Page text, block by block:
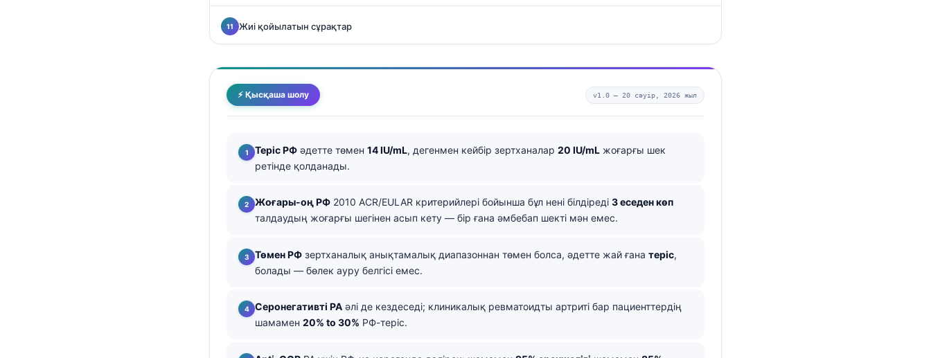
Жиі қойылатын сұрақтар
⚡ Қысқаша шолу v1.0 — 20 сәуір, 2026 жыл
Теріс РФ әдетте төмен 14 IU/mL, дегенмен кейбір зертханалар 20 IU/mL жоғарғы шек
ретінде қолданады.
Жоғары-оң РФ 2010 ACR/EULAR критерийлері бойынша бұл нені білдіреді 3 еседен көп
талдаудың жоғарғы шегінен асып кету — бір ғана әмбебап шекті мән емес.
Төмен РФ зертханалық анықтамалық диапазоннан төмен болса, әдетте жай ғана теріс,
болады — бөлек ауру белгісі емес.
Серонегативті РА әлі де кездеседі; клиникалық ревматоидты артриті бар пациенттердің
шамамен 20% to 30% РФ-теріс.